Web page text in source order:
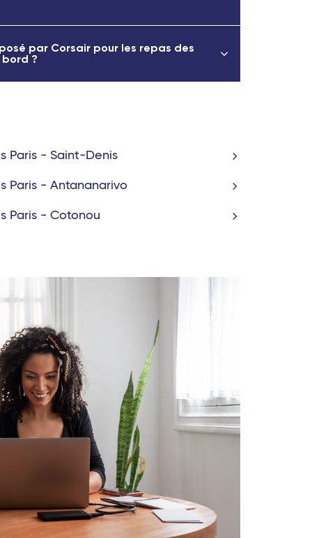
par Corsair pour les repas des
?
Paris - Saint-Denis
Paris - Antananarivo
Paris - Cotonou